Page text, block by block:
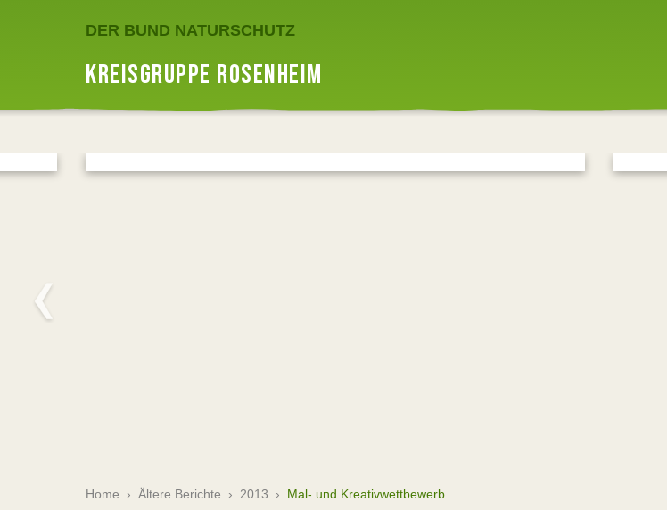
DER BUND NATURSCHUTZ
KREISGRUPPE ROSENHEIM
Home › Ältere Berichte › 2013 › Mal- und Kreativwettbewerb